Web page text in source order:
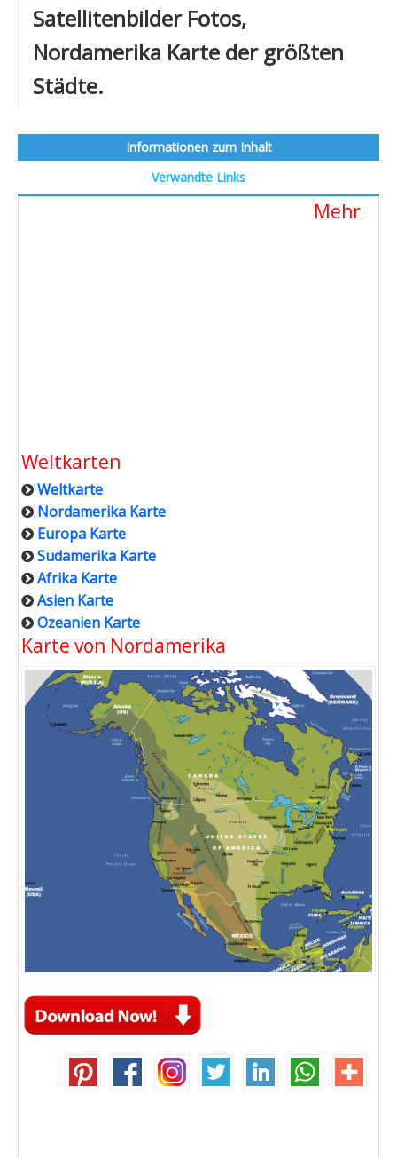
Satellitenbilder Fotos,
Nordamerika Karte der größten
Städte.
Informationen zum Inhalt
Verwandte Links
Mehr
Weltkarten
Weltkarte
Nordamerika Karte
Europa Karte
Sudamerika Karte
Afrika Karte
Asien Karte
Ozeanien Karte
Karte von Nordamerika